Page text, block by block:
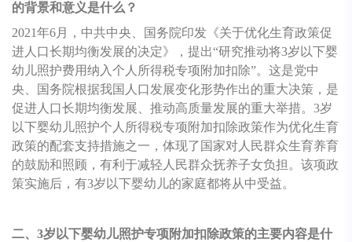
的背景和意义是什么？
2021年6月，中共中央、国务院印发《关于优化生育政策促
进人口长期均衡发展的决定》，提出“研究推动将3岁以下婴
幼儿照护费用纳入个人所得税专项附加扣除”。这是党中
央、国务院根据我国人口发展变化形势作出的重大决策，是
促进人口长期均衡发展、推动高质量发展的重大举措。3岁
以下婴幼儿照护个人所得税专项附加扣除政策作为优化生育
政策的配套支持措施之一，体现了国家对人民群众生育养育
的鼓励和照顾，有利于减轻人民群众抚养子女负担。该项政
策实施后，有3岁以下婴幼儿的家庭都将从中受益。
二、3岁以下婴幼儿照护专项附加扣除政策的主要内容是什